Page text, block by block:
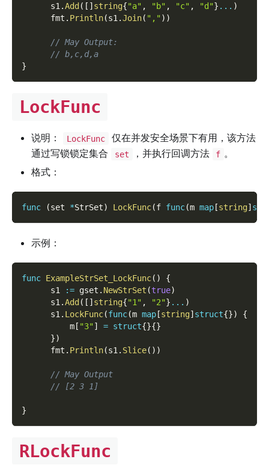
      s1
.Add ( [ ] string{"a" , "b" , "c" , "d"} ... )
      fmt
. Println(s1.Join( ",") )
// May Output:
// b,c,d,a
}
LockFunc
说明： LockFunc
仅在并发安全场景下有用，该方法
通过写锁锁定集合
set ，并执行回调方法 f 。
格式：
func (set *StrSet) LockFunc(f func(m map[string]
示例：
func ExampleStrSet_LockFunc( )
{
      s1
:= gset . NewStrSet (true)
      s1
.Add( [ ]string{"1" , "2"} ... )
      s1
. LockFunc(func(m map[string]struct{})
{
          m
[ "3"] = struct{}{}
})
      fmt
. Println(s1 . Slice( ) )
// May Output
// [2 3 1]
}
RLockFunc